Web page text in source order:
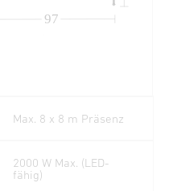
97
Max. 8 x 8 m Präsenz
2000 W Max. (LED-
fähig)